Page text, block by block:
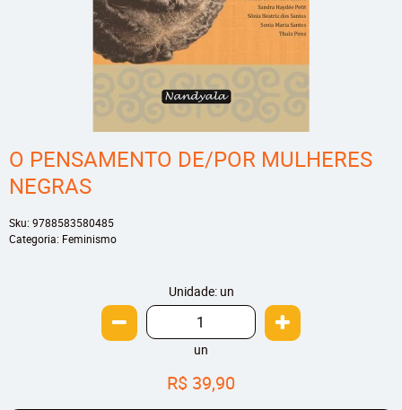
O PENSAMENTO DE/POR MULHERES
NEGRAS
Sku: 9788583580485
Categoria: Feminismo
Unidade: un
un
R$ 39,90